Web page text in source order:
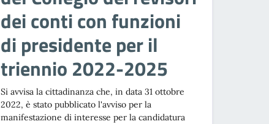
dei conti con funzioni
di presidente per il
triennio 2022-2025
Si avvisa la cittadinanza che, in data 31 ottobre
2022, è stato pubblicato l'avviso per la
manifestazione di interesse per la candidatura